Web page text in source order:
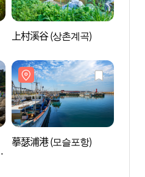
上村溪谷 (상촌계곡)
摹瑟浦港 (모슬포항)